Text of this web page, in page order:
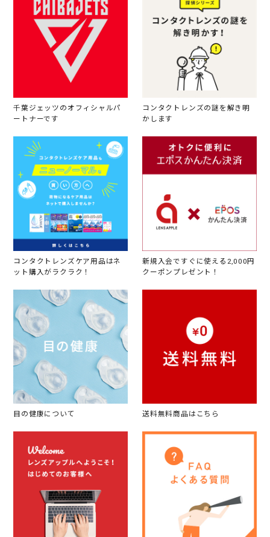
千葉ジェッツのオフィシャルパ
ートナーです
コンタクトレンズの謎を解き明
かします
コンタクトレンズケア用品はネ
ット購入がラクラク！
新規入会ですぐに使える2,000円
クーポンプレゼント！
目の健康について 送料無料商品はこちら